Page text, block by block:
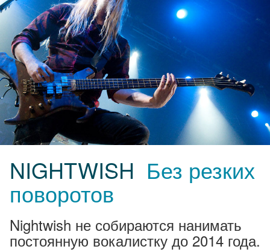
NIGHTWISH Без резких
поворотов
Nightwish не собираются нанимать
постоянную вокалистку до 2014 года.